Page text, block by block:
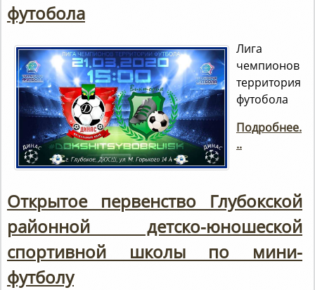
футобола
Лига
чемпионов
территория
футобола
Подробнее.
..
Открытое первенство Глубокской
районной детско-юношеской
спортивной школы по мини-
футболу